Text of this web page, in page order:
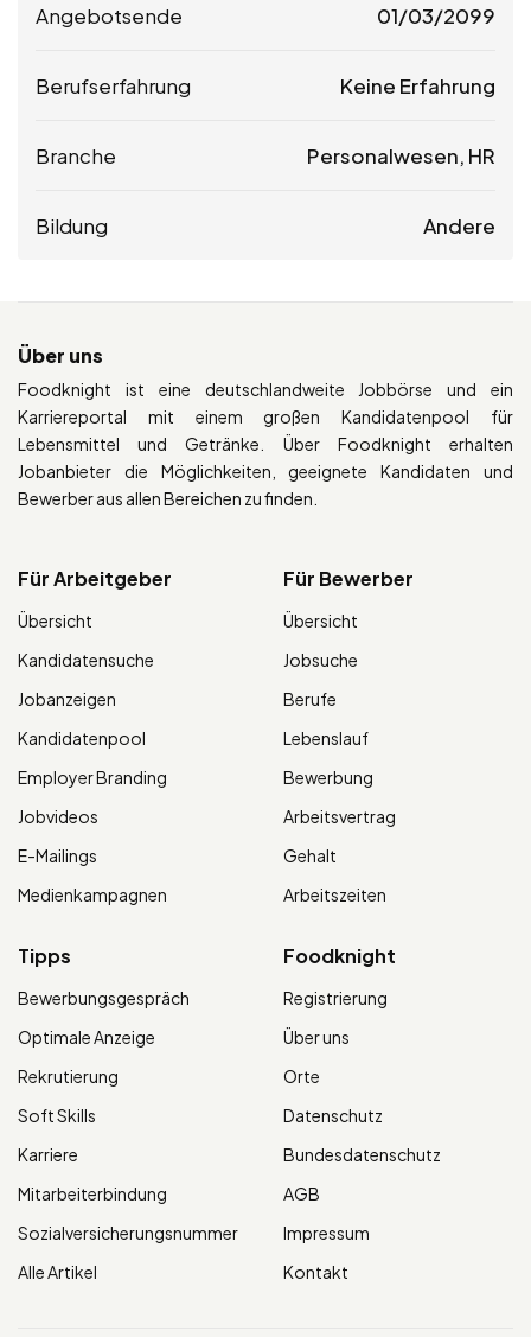
Angebotsende 01/03/2099
Berufserfahrung Keine Erfahrung
Branche Personalwesen, HR
Bildung Andere
Über uns
Foodknight ist eine deutschlandweite Jobbörse und ein
Karriereportal mit einem großen Kandidatenpool für
Lebensmittel und Getränke. Über Foodknight erhalten
Jobanbieter die Möglichkeiten, geeignete Kandidaten und
Bewerber aus allen Bereichen zu finden.
Für Arbeitgeber
Übersicht
Kandidatensuche
Jobanzeigen
Kandidatenpool
Employer Branding
Jobvideos
E-Mailings
Medienkampagnen
Für Bewerber
Übersicht
Jobsuche
Berufe
Lebenslauf
Bewerbung
Arbeitsvertrag
Gehalt
Arbeitszeiten
Tipps
Bewerbungsgespräch
Optimale Anzeige
Rekrutierung
Soft Skills
Karriere
Mitarbeiterbindung
Sozialversicherungsnummer
Alle Artikel
Foodknight
Registrierung
Über uns
Orte
Datenschutz
Bundesdatenschutz
AGB
Impressum
Kontakt